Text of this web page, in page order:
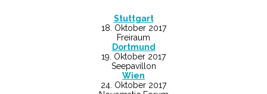
Stuttgart
18. Oktober 2017
Freiraum
Dortmund
19. Oktober 2017
Seepavillon
Wien
24. Oktober 2017